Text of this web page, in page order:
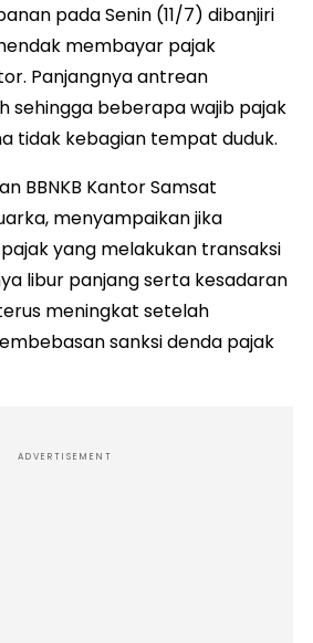
pada Senin (11/7) dibanjiri
membayar pajak
Panjangnya antrean
sehingga beberapa wajib pajak
tidak kebagian tempat duduk.
BBNKB Kantor Samsat
menyampaikan jika
yang melakukan transaksi
libur panjang serta kesadaran
meningkat setelah
sanksi denda pajak
ADVERTISEMENT